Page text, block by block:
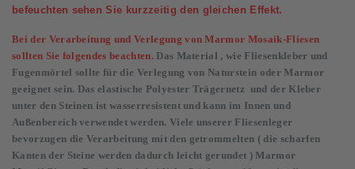
befeuchten sehen Sie kurzzeitig den gleichen Effekt.
Bei der Verarbeitung und Verlegung von Marmor Mosaik-Fliesen
sollten Sie folgendes beachten.Das Material , wie Fliesenkleber und
Fugenmörtel sollte für die Verlegung von Naturstein oder Marmor
geeignet sein. Das elastische Polyester Trägernetz und der Kleber
unter den Steinen ist wasserresistent und kann im Innen und
Außenbereich verwendet werden. Viele unserer Fliesenleger
bevorzugen die Verarbeitung mit den getrommelten ( die scharfen
Kanten der Steine werden dadurch leicht gerundet ) Marmor